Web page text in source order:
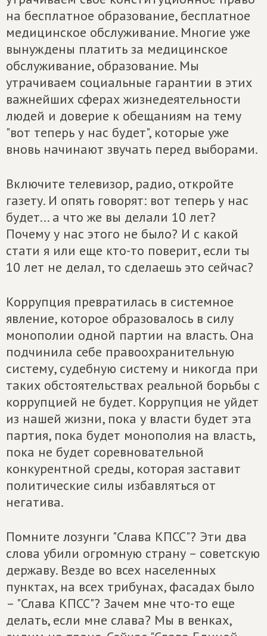
на бесплатное образование, бесплатное
медицинское обслуживание. Многие уже
вынуждены платить за медицинское
обслуживание, образование. Мы
утрачиваем социальные гарантии в этих
важнейших сферах жизнедеятельности
людей и доверие к обещаниям на тему
"вот теперь у нас будет", которые уже
вновь начинают звучать перед выборами.
Включите телевизор, радио, откройте
газету. И опять говорят: вот теперь у нас
будет... а что же вы делали 10 лет?
Почему у нас этого не было? И с какой
стати я или еще кто-то поверит, если ты
10 лет не делал, то сделаешь это сейчас?
Коррупция превратилась в системное
явление, которое образовалось в силу
монополии одной партии на власть. Она
подчинила себе правоохранительную
систему, судебную систему и никогда при
таких обстоятельствах реальной борьбы с
коррупцией не будет. Коррупция не уйдет
из нашей жизни, пока у власти будет эта
партия, пока будет монополия на власть,
пока не будет соревновательной
конкурентной среды, которая заставит
политические силы избавляться от
негатива.
Помните лозунги "Слава КПСС"? Эти два
слова убили огромную страну – советскую
державу. Везде во всех населенных
пунктах, на всех трибунах, фасадах было
– "Слава КПСС"? Зачем мне что-то еще
делать, если мне слава? Мы в венках,